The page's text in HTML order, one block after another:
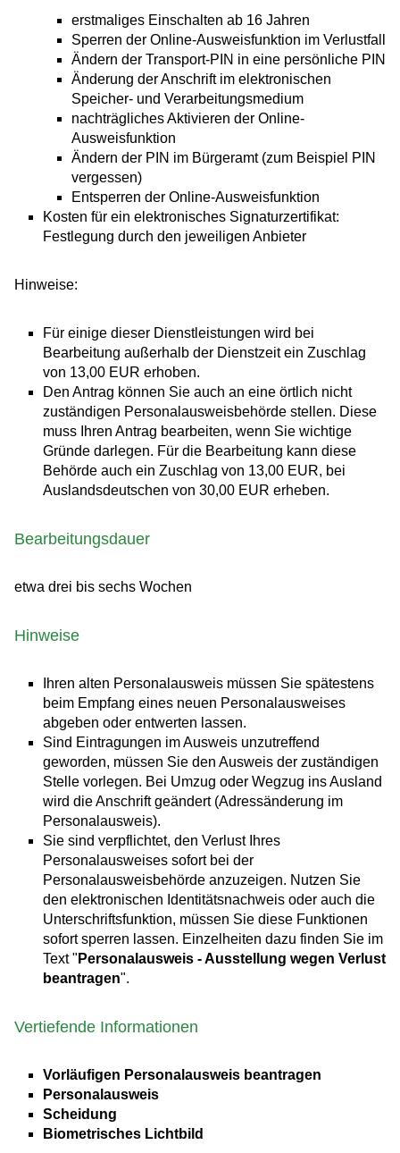
erstmaliges Einschalten ab 16 Jahren
Sperren der Online-Ausweisfunktion im Verlustfall
Ändern der Transport-PIN in eine persönliche PIN
Änderung der Anschrift im elektronischen
Speicher- und Verarbeitungsmedium
nachträgliches Aktivieren der Online-
Ausweisfunktion
Ändern der PIN im Bürgeramt (zum Beispiel PIN
vergessen)
Entsperren der Online-Ausweisfunktion
Kosten für ein elektronisches Signaturzertifikat:
Festlegung durch den jeweiligen Anbieter
Hinweise:
Für einige dieser Dienstleistungen wird bei
Bearbeitung außerhalb der Dienstzeit ein Zuschlag
von 13,00 EUR erhoben.
Den Antrag können Sie auch an eine örtlich nicht
zuständigen Personalausweisbehörde stellen. Diese
muss Ihren Antrag bearbeiten, wenn Sie wichtige
Gründe darlegen. Für die Bearbeitung kann diese
Behörde auch ein Zuschlag von 13,00 EUR, bei
Auslandsdeutschen von 30,00 EUR erheben.
Bearbeitungsdauer
etwa drei bis sechs Wochen
Hinweise
Ihren alten Personalausweis müssen Sie spätestens
beim Empfang eines neuen Personalausweises
abgeben oder entwerten lassen.
Sind Eintragungen im Ausweis unzutreffend
geworden, müssen Sie den Ausweis der zuständigen
Stelle vorlegen. Bei Umzug oder Wegzug ins Ausland
wird die Anschrift geändert (Adressänderung im
Personalausweis).
Sie sind verpflichtet, den Verlust Ihres
Personalausweises sofort bei der
Personalausweisbehörde anzuzeigen. Nutzen Sie
den elektronischen Identitätsnachweis oder auch die
Unterschriftsfunktion, müssen Sie diese Funktionen
sofort sperren lassen. Einzelheiten dazu finden Sie im
Text " Personalausweis - Ausstellung wegen Verlust
beantragen".
Vertiefende Informationen
Vorläufigen Personalausweis beantragen
Personalausweis
Scheidung
Biometrisches Lichtbild